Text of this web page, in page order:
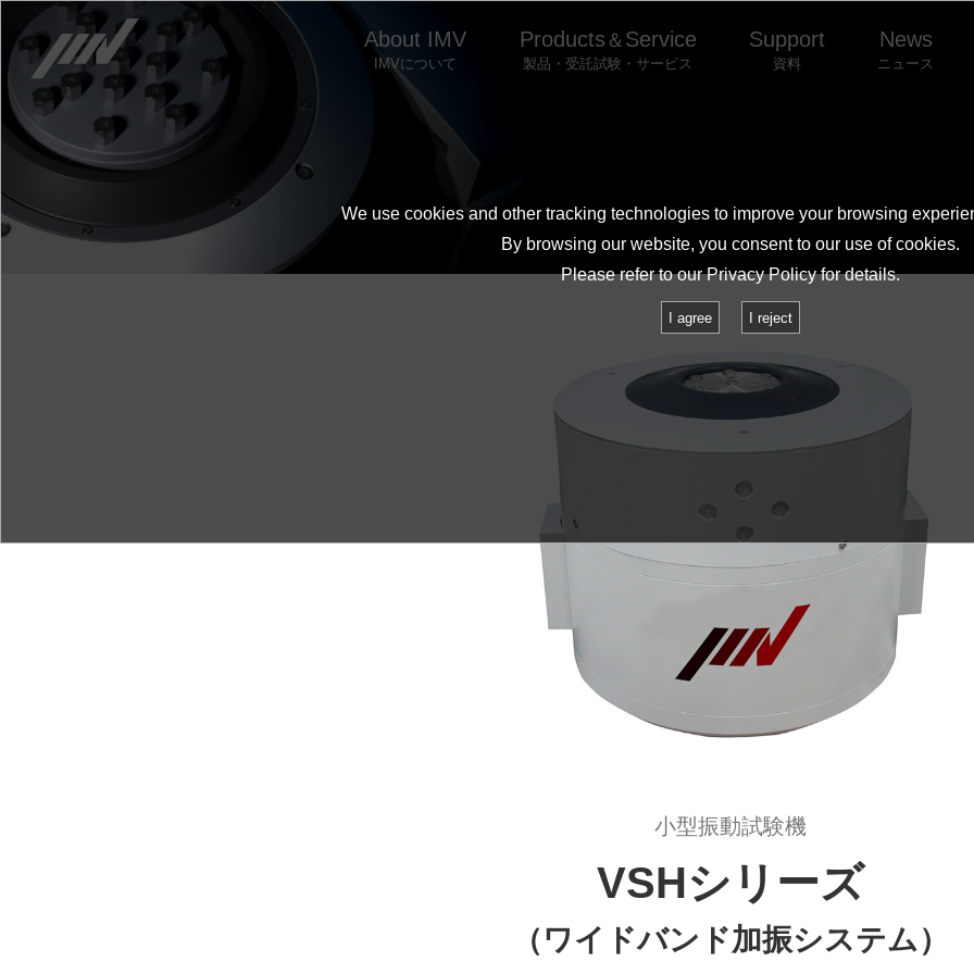
About IMV
IMVについて
Products ＆ Service
製品・受託試験・サービス
Support
資料
News
ニュース
小型振動試験機
VSHシリーズ
（ワイドバンド加振システム）
お問い合わせ
We use cookies and other tracking technologies to improve your browsing
By browsing our website, you consent to our use of cookies.
Please refer to ourPrivacy Policy for details.
I agree I reject